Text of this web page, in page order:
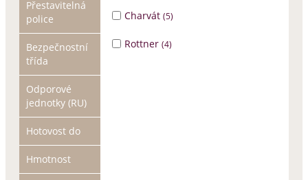
Přestavitelná
police
Bezpečnostní
třída
Odporové
jednotky (RU)
Hotovost do
Hmotnost
Charvát (5)
Rottner (4)